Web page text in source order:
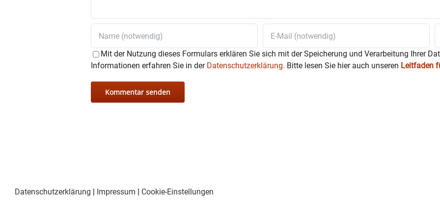
entsteht eine tiefe Entspannung, Selbstheilungskräfte
Im Kurs/Workshop werden einfache Selbsthilfe-
vermittelt, die einen harmonischen Energiefluss fördern.
diesen einfachen und kraftvollen Weg nutzen, täglich selbst
Mit der Nutzung dieses Formulars erklären Sie sich mit der Speicherung und Verarbeitung Ihrer
Informationen erfahren Sie in der Datenschutzerklärung. Bitte lesen Sie hier auch unseren Leitfaden
Datenschutzerklärung | Impressum | Cookie-Einstellungen